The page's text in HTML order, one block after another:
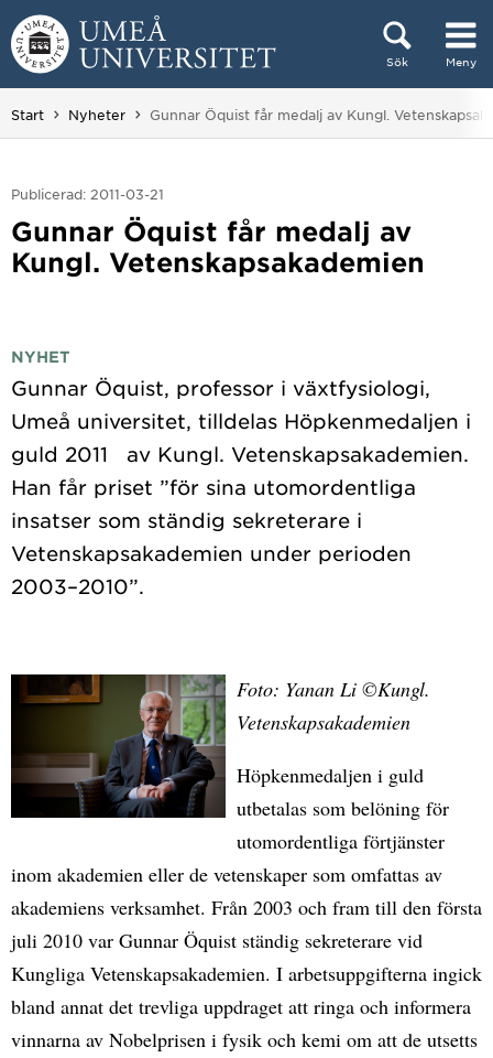
Hoppa direkt till innehållet
Sök Meny
Huvudmenyn dold.
Start Nyheter Du är här:
Gunnar Öquist får medalj av Kungl.
Publicerad: 2011-03-21
Gunnar Öquist får medalj av
Kungl. Vetenskapsakademien
NYHET
Gunnar Öquist, professor i växtfysiologi,
Umeå universitet, tilldelas Höpkenmedaljen i
guld 2011 av Kungl. Vetenskapsakademien.
Han får priset ”för sina utomordentliga
insatser som ständig sekreterare i
Vetenskapsakademien under perioden
Foto: Yanan Li ©Kungl.
Vetenskapsakademien
Höpkenmedaljen i guld
utbetalas som belöning för
utomordentliga förtjänster
inom akademien eller de vetenskaper som omfattas av
akademiens verksamhet. Från 2003 och fram till den första
juli 2010 var Gunnar Öquist ständig sekreterare vid
Kungliga Vetenskapsakademien. I arbetsuppgifterna ingick
bland annat det trevliga uppdraget att ringa och informera
vinnarna av Nobelprisen i fysik och kemi om att de utsetts